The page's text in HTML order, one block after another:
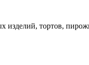
изделий, тортов,